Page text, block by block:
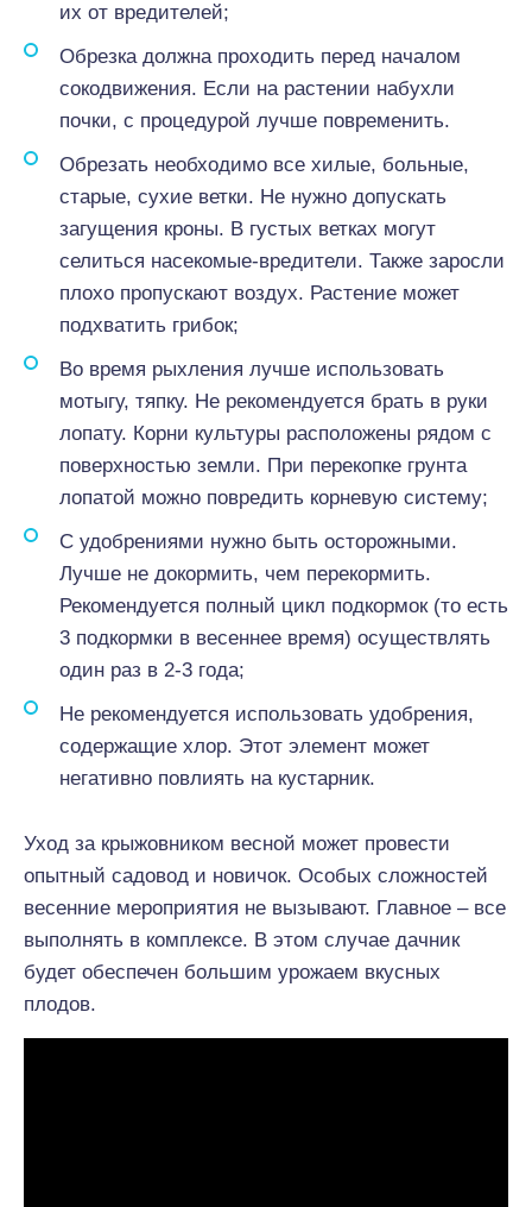
их от вредителей;
Обрезка должна проходить перед началом
сокодвижения. Если на растении набухли
почки, с процедурой лучше повременить.
Обрезать необходимо все хилые, больные,
старые, сухие ветки. Не нужно допускать
загущения кроны. В густых ветках могут
селиться насекомые-вредители. Также заросли
плохо пропускают воздух. Растение может
подхватить грибок;
Во время рыхления лучше использовать
мотыгу, тяпку. Не рекомендуется брать в руки
лопату. Корни культуры расположены рядом с
поверхностью земли. При перекопке грунта
лопатой можно повредить корневую систему;
С удобрениями нужно быть осторожными.
Лучше не докормить, чем перекормить.
Рекомендуется полный цикл подкормок (то есть
3 подкормки в весеннее время) осуществлять
один раз в 2-3 года;
Не рекомендуется использовать удобрения,
содержащие хлор. Этот элемент может
негативно повлиять на кустарник.
Уход за крыжовником весной может провести
опытный садовод и новичок. Особых сложностей
весенние мероприятия не вызывают. Главное – все
выполнять в комплексе. В этом случае дачник
будет обеспечен большим урожаем вкусных
плодов.